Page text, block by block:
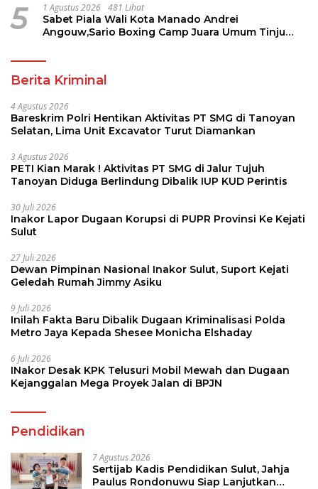
5 1 Agustus 2026 481 Lihat
Sabet Piala Wali Kota Manado Andrei
Angouw,Sario Boxing Camp Juara Umum Tinju
Berita Kriminal
4 Agustus 2026
Bareskrim Polri Hentikan Aktivitas PT SMG di Tanoyan
Selatan, Lima Unit Excavator Turut Diamankan
3 Agustus 2026
PETI Kian Marak ! Aktivitas PT SMG di Jalur Tujuh
Tanoyan Diduga Berlindung Dibalik IUP KUD Perintis
30 Juli 2026
Inakor Lapor Dugaan Korupsi di PUPR Provinsi Ke Kejati
Sulut
27 Juli 2026
Dewan Pimpinan Nasional Inakor Sulut, Suport Kejati
Geledah Rumah Jimmy Asiku
9 Juli 2026
Inilah Fakta Baru Dibalik Dugaan Kriminalisasi Polda
Metro Jaya Kepada Shesee Monicha Elshaday
6 Juli 2026
INakor Desak KPK Telusuri Mobil Mewah dan Dugaan
Kejanggalan Mega Proyek Jalan di BPJN
Pendidikan
7 Agustus 2026
Sertijab Kadis Pendidikan Sulut, Jahja
Paulus Rondonuwu Siap Lanjutkan